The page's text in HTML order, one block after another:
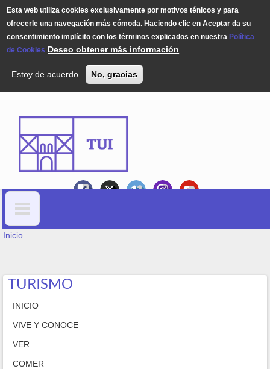
Esta web utiliza cookies exclusivamente por motivos ténicos y para
ofrecerle una navegación más cómoda. Haciendo clic en Aceptar da su
consentimiento implícito con los términos explicados en nuestra Política
de Cookies Deseo obtener más información
Estoy de acuerdo No, gracias
Formulario de búsqueda
USTED ESTÁ AQUÍ
Inicio
TURISMO
INICIO
VIVE Y CONOCE
VER
COMER